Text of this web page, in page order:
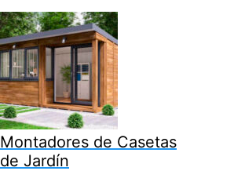
Montadores de Casetas
de Jardín